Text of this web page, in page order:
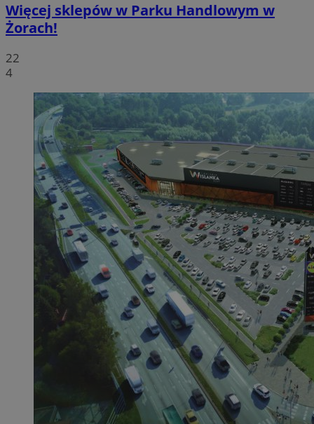
Więcej sklepów w Parku Handlowym w
Żorach!
22
4